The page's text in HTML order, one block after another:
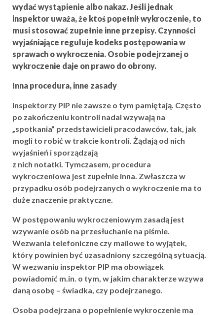
wydać wystąpienie albo nakaz. Jeśli jednak
inspektor uważa, że ktoś popełnił wykroczenie, to
musi stosować zupełnie inne przepisy. Czynności
wyjaśniające reguluje kodeks postępowania w
sprawach o wykroczenia. Osobie podejrzanej o
wykroczenie daje on prawo do obrony.
Inna procedura, inne zasady
Inspektorzy PIP nie zawsze o tym pamiętają. Często
po zakończeniu kontroli nadal wzywają na
„spotkania” przedstawicieli pracodawców, tak, jak
mogli to robić w trakcie kontroli. Żądają od nich
wyjaśnień i sporządzają
z nich notatki. Tymczasem, procedura
wykroczeniowa jest zupełnie inna. Zwłaszcza w
przypadku osób podejrzanych o wykroczenie ma to
duże znaczenie praktyczne.
W postępowaniu wykroczeniowym zasadą jest
wzywanie osób na przesłuchanie na piśmie.
Wezwania telefoniczne czy mailowe to wyjątek,
który powinien być uzasadniony szczególną sytuacją.
W wezwaniu inspektor PIP ma obowiązek
powiadomić m.in. o tym, w jakim charakterze wzywa
daną osobę – świadka, czy podejrzanego.
Osoba podejrzana o popełnienie wykroczenie ma